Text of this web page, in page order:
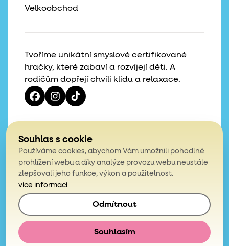
Tvoříme unikátní smyslové certifikované
hračky, které zabaví a rozvíjejí děti. A
rodičům dopřejí chvíli klidu a relaxace.
Velkoobchod
4,9
z celkem 200 hodnocení
© 2026, Mámy v rejži. Všechna práva vyhrazena.
Obchodní podmínky
Podmínky ochrany osobních údajů
E-shop vytvořilaSimplia.cz
Souhlas s cookie
Používáme cookies, abychom Vám umožnili pohodlné
prohlížení webu a díky analýze provozu webu neustále
zlepšovali jeho funkce, výkon a použitelnost.
více informací
Odmítnout
Souhlasím